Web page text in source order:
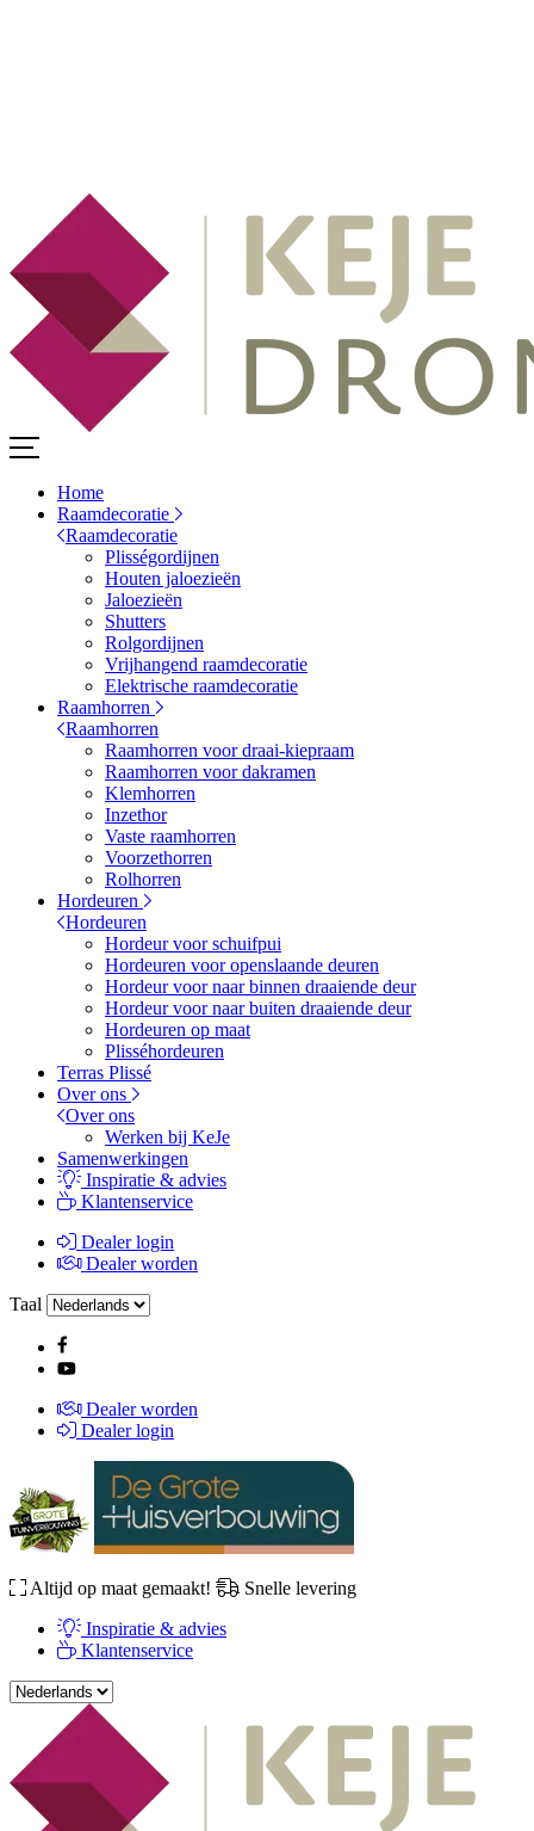
Home
Raamdecoratie
Raamdecoratie
Plisségordijnen
Houten jaloezieën
Jaloezieën
Shutters
Rolgordijnen
Vrijhangend raamdecoratie
Elektrische raamdecoratie
Raamhorren
Raamhorren
Raamhorren voor draai-kiepraam
Raamhorren voor dakramen
Klemhorren
Inzethor
Vaste raamhorren
Voorzethorren
Rolhorren
Hordeuren
Hordeuren
Hordeur voor schuifpui
Hordeuren voor openslaande deuren
Hordeur voor naar binnen draaiende deur
Hordeur voor naar buiten draaiende deur
Hordeuren op maat
Plisséhordeuren
Terras Plissé
Over ons
Over ons
Werken bij KeJe
Samenwerkingen
Inspiratie & advies
Klantenservice
Dealer login
Dealer worden
Taal
Dealer worden
Dealer login
Altijd op maat gemaakt!
Snelle levering
Inspiratie & advies
Klantenservice